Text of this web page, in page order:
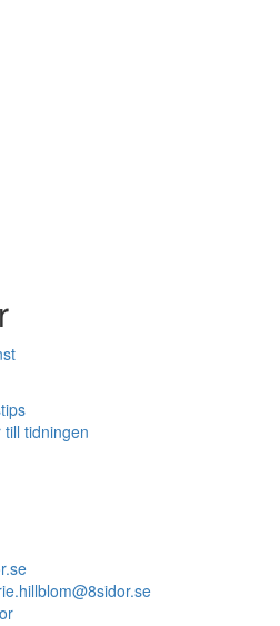
tidningen